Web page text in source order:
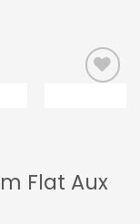
Flat Aux